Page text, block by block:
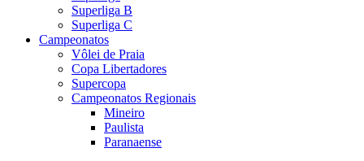
Superliga B
Superliga C
Campeonatos
Vôlei de Praia
Copa Libertadores
Supercopa
Campeonatos Regionais
Mineiro
Paulista
Paranaense